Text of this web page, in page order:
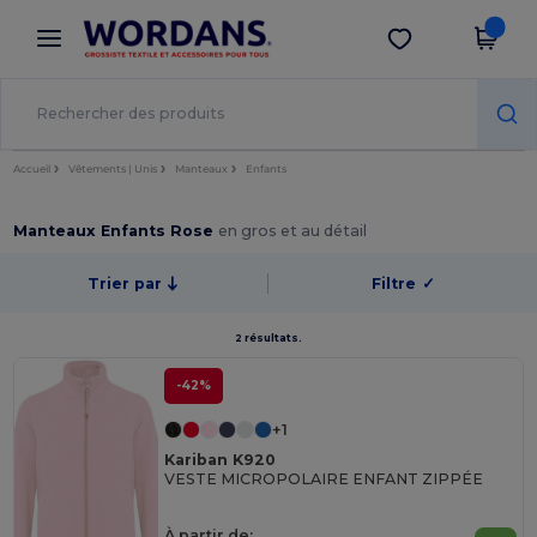
× Appli Wordans
Meilleurs prix sur l’app !
Obtenir l'appli
Accueil Vêtements | Unis Manteaux Enfants
Manteaux Enfants Rose en gros et au détail
Trier par Filtre ✓
2 résultats.
-42%
+1
Kariban K920
VESTE MICROPOLAIRE ENFANT ZIPPÉE